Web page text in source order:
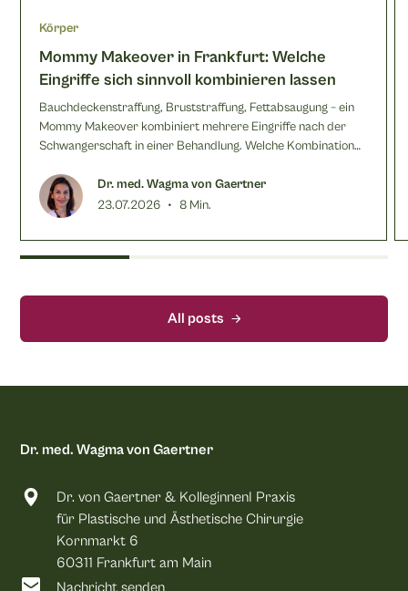
Körper
Mommy Makeover in Frankfurt: Welche
Eingriffe sich sinnvoll kombinieren lassen
Bauchdeckenstraffung, Bruststraffung, Fettabsaugung – ein
Mommy Makeover kombiniert mehrere Eingriffe nach der
Schwangerschaft in einer Behandlung. Welche Kombination
Dr. med. Wagma von Gaertner
23.07.2026 • 8 Min.
All posts
Dr. med. Wagma von Gaertner
Dr. von Gaertner & KolleginnenI Praxis
für Plastische und Ästhetische Chirurgie
Kornmarkt 6
60311 Frankfurt am Main